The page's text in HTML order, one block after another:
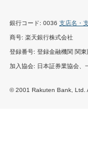
銀行コード 0036 支店名・
商号 楽天銀行株式会社
登録番号 登録金融機関 関
加入協会 日本証券業協会、
© 2001 Rakuten Bank, Ltd.